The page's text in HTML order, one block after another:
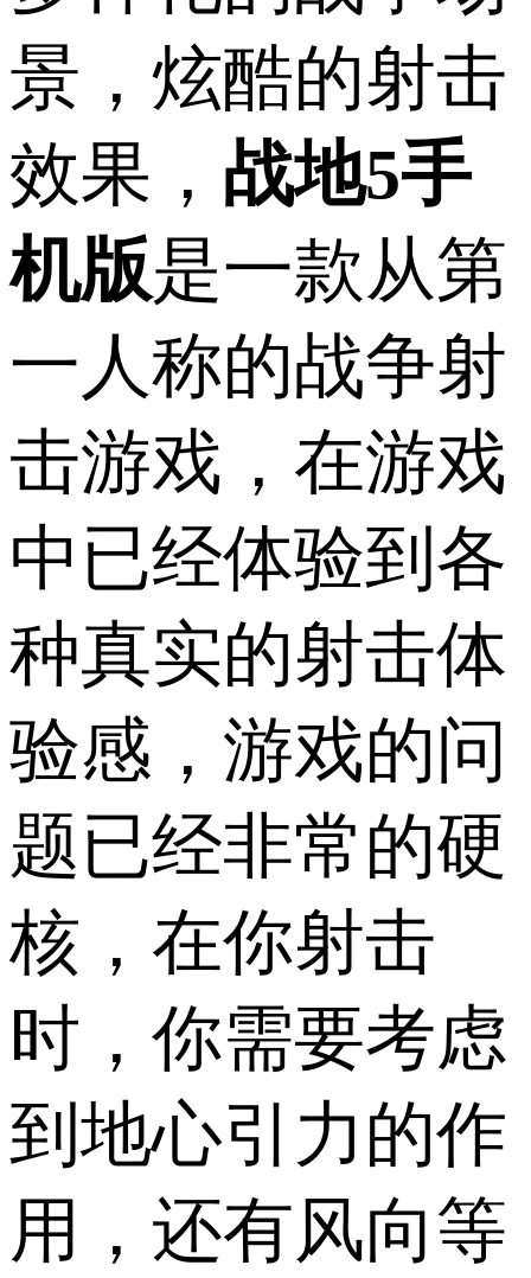
景，炫酷的射击
效果， 战地5手
机版是一款从第
一人称的战争射
击游戏，在游戏
中已经体验到各
种真实的射击体
验感，游戏的问
题已经非常的硬
核，在你射击
时，你需要考虑
到地心引力的作
用，还有风向等